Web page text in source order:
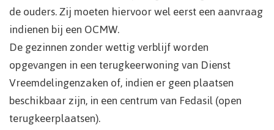
de ouders. Zij moeten hiervoor wel eerst een aanvraag
indienen bij een OCMW.
De gezinnen zonder wettig verblijf worden
opgevangen in een terugkeerwoning van Dienst
Vreemdelingenzaken of, indien er geen plaatsen
beschikbaar zijn, in een centrum van Fedasil (open
terugkeerplaatsen).